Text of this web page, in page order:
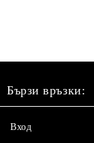
Бързи връзки:
Вход